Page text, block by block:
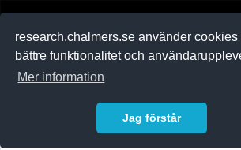
research.chalmers.se använder cookies
bättre funktionalitet och
Mer information
Jag förstår